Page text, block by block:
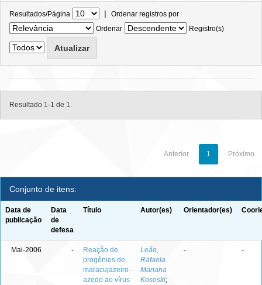
Resultados/Página | Ordenar registros por
Ordenar
Registro(s)
Resultado 1-1 de 1.
Anterior 1 Próximo
Conjunto de itens:
Data de
publicação
Data
de
defesa
Título Autor(es) Orientador(es)
Mai-2006 -
Reação de
progênies de
maracujazeiro-
azedo ao vírus
Leão,
Rafaela
Mariana
Kososki;
- -